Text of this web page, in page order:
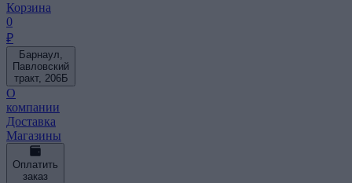
Корзина
0
₽
Барнаул,
Павловский
тракт, 206Б
О
компании
Доставка
Магазины
Оплатить
заказ